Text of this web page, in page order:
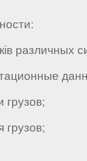
различных
грузов;